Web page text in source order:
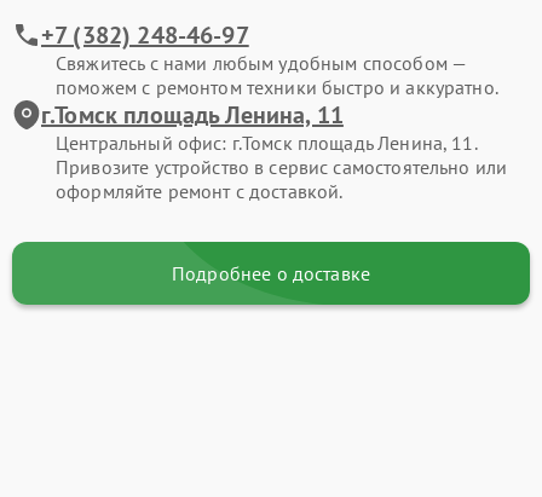
+7 (382) 248-46-97
Свяжитесь с нами любым удобным способом —
поможем с ремонтом техники быстро и аккуратно.
г.Томск площадь Ленина, 11
Центральный офис: г.Томск площадь Ленина, 11.
Привозите устройство в сервис самостоятельно или
оформляйте ремонт с доставкой.
Подробнее о доставке